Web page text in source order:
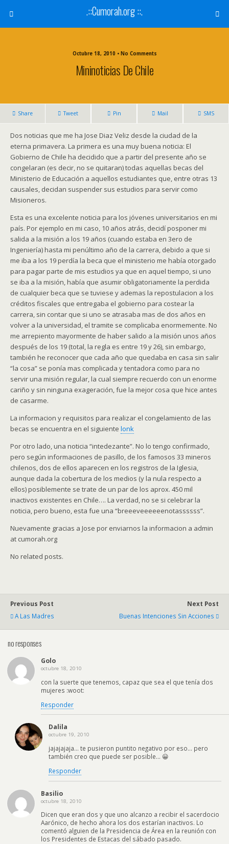
.::Cumorah.org ::.
Octubre 18, 2010 • No Comments
Mininoticias De Chile
Share Tweet Pin Mail SMS
Dos noticias que me ha Jose Diaz Veliz desde la ciudad de la
eterna primavera. La primera es una muy buena noticia: El
Gobierno de Chile ha decidido que a partir del presente año se
congelaran (es decir, no se quitaran) todas aquellas becas del
Ministerio de Educación a aquellos estudiantes que, entre otras 13
causales, decidan suspender sus estudios para servir como
Misioneros.
Esta es una excelente noticia para los jóvenes universitarios en mi
país. Por ejemplo en mi caso, 10 años atrás, decidí posponer mi
salida a la misión a los 19 años (cuando estaba en 3ero de
Ingeniería) hasta mi penúltimo año de la carrera, debido a que si
me iba a los 19 perdía la beca que el ministerio me había otorgado
para pagar parte de mis estudios ya que en aquel tiempo, si uno
se iba a la misión, había que asumir obligatoriamente la perdida
de cualquier beca que se tuviese y ademas la repostulacion a los
créditos fiscales que entregaba el gobierno para costear la
carrera, sin contar que si uno se atrasaba mas de dos años en
volver a la universidad, el tramite se complicaba enormemente. No
me arrepiento mayormente de haber salido a la misión unos años
después de los 19 (total, la regla es entre 19 y 26), sin embargo,
también he reconocer que cada año que quedaba en casa sin salir
“la cosa” se ponía mas complicada y tentadora como para no
servir una misión regular, la cual siempre recuerdo con un enorme
cariño y sin ninguna exageración, fue la mejor cosa que hice antes
de casarme.
La informacion y requisitos para realizar el congelamiento de las
becas se encuentra en el siguiente lonk
Por otro lado, una noticia “intedezante”. No lo tengo confirmado,
pero según informaciones de pasillo, de los famosos 33 mineros
chilenos, dos de ellos aparecen en los registros de la Iglesia,
aunque dada la cobertura de los medios (y la nula respecto a
ellos) posiblemente se trate de un par de los aprox. 450 mil
inactivos existentes en Chile…. La verdad, no se si celebrar la
noticia, pero bueno, esta fue una “breeeveeeeeenotassssss”.
Nuevamente gracias a Jose por enviarnos la informacion a admin
at cumorah.org
No related posts.
Previous Post
A Las Madres
Next Post
Buenas Intenciones Sin Acciones
no responses
Golo
octubre 18, 2010
con la suerte que tenemos, capaz que sea el que tenía dos
mujeres :woot:
Responder
Dalila
octubre 19, 2010
jajajajaja… te pusieron puntito negativo por eso… pero
también creo que puede ser posible… 😀
Responder
Basilio
octubre 18, 2010
Dicen que eran dos y que uno alcanzo a recibir el sacerdocio
Aarónico, de hecho ahora los dos estarían inactivos. Lo
comentó alguien de la Presidencia de Área en la reunión con
los Presidentes de Estacas del sábado pasado.